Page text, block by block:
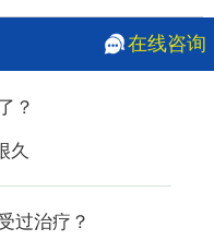
在线咨询
？
久
过治疗？